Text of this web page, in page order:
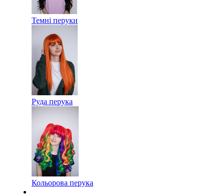
Темні перуки
Руда перука
Кольорова перука